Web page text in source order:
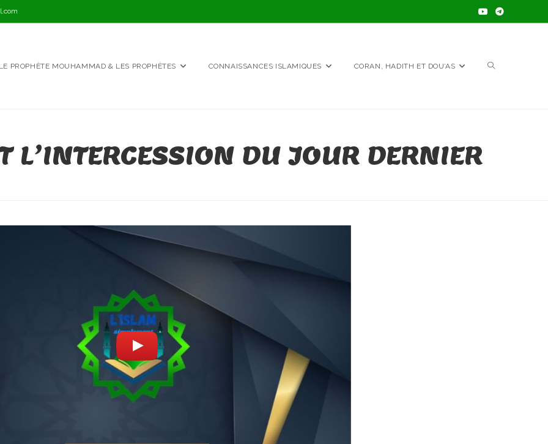
PROPHÈTE MOUHAMMAD & LES PROPHÈTES CONNAISSANCES ISLAMIQUES CORAN, HADITH ET DOU’AS TOGGLE
L’INTERCESSION DU JOUR DERNIER